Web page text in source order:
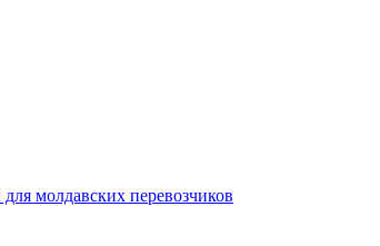
молдавских перевозчиков